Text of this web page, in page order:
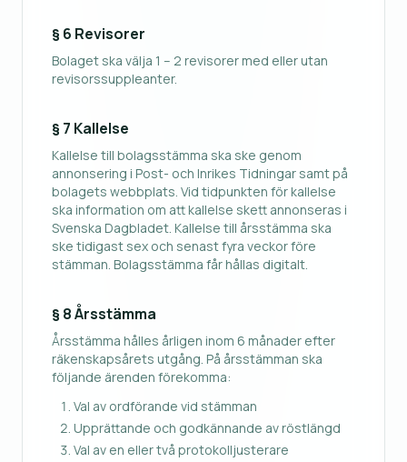
§ 6 Revisorer
Bolaget ska välja 1 – 2 revisorer med eller utan
revisorssuppleanter.
§ 7 Kallelse
Kallelse till bolagsstämma ska ske genom
annonsering i Post- och Inrikes Tidningar samt på
bolagets webbplats. Vid tidpunkten för kallelse
ska information om att kallelse skett annonseras i
Svenska Dagbladet. Kallelse till årsstämma ska
ske tidigast sex och senast fyra veckor före
stämman. Bolagsstämma får hållas digitalt.
§ 8 Årsstämma
Årsstämma hålles årligen inom 6 månader efter
räkenskapsårets utgång. På årsstämman ska
följande ärenden förekomma:
Val av ordförande vid stämman
Upprättande och godkännande av röstlängd
Val av en eller två protokolljusterare